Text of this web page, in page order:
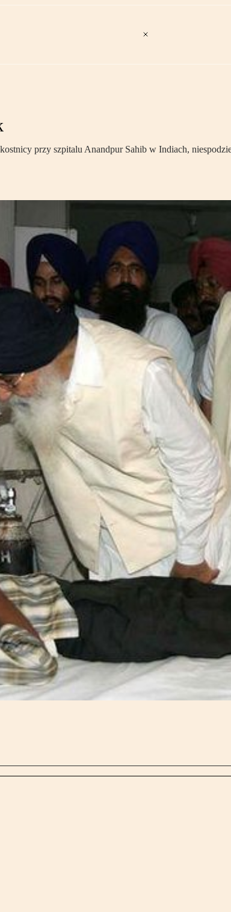
przy szpitalu Anandpur Sahib w Indiach,